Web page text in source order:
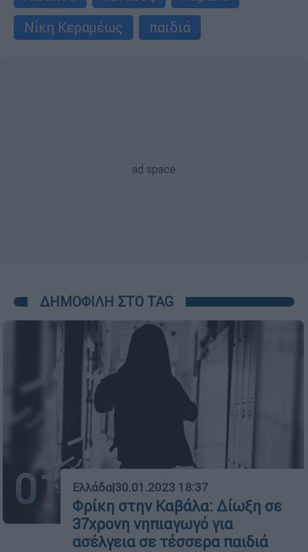
Νίκη Κεραμέως
παιδιά
ΔΗΜΟΦΙΛΗ ΣΤΟ TAG
01 Ελλάδα|30.01.2023 18:37
Φρίκη στην Καβάλα: Δίωξη σε
37χρονη νηπιαγωγό για
ασέλγεια σε τέσσερα παιδιά